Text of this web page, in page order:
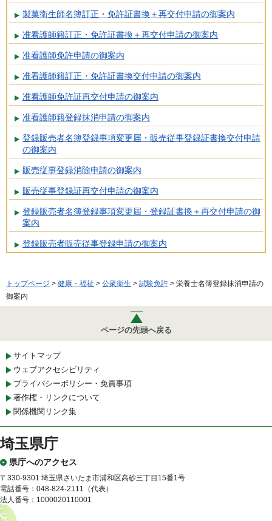
製菓衛生師名簿訂正・免許証書換＋再交付申請の御案内
准看護師籍訂正・免許証書換＋再交付申請の御案内
准看護師免許申請の御案内
准看護師籍訂正・免許証書換交付申請の御案内
准看護師免許証再交付申請の御案内
准看護師籍登録抹消申請の御案内
登録販売者名簿登録事項変更届・販売従事登録証書換交付申請
の御案内
販売従事登録消除申請の御案内
販売従事登録証再交付申請の御案内
登録販売者名簿登録事項変更届・登録証書換＋再交付申請の御
案内
登録販売者販売従事登録申請の御案内
トップページ > 健康・福祉 > 公衆衛生 > 試験免許 > 栄養士名簿登録抹消申請の
御案内
ページの先頭へ戻る
サイトマップ
ウェブアクセシビリティ
プライバシーポリシー・免責事項
著作権・リンクについて
関係機関リンク集
埼玉県庁
県庁へのアクセス
〒330-9301 埼玉県さいたま市浦和区高砂三丁目15番1号
電話番号：048-824-2111（代表）
法人番号：1000020110001